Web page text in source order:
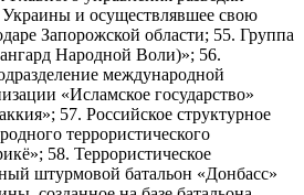
и осуществлявшее свою
Запорожской области; 55. Группа
Народной Воли)»; 56.
международной
«Исламское государство»
57. Российское структурное
террористического
58. Террористическое
штурмовой батальон «Донбасс»